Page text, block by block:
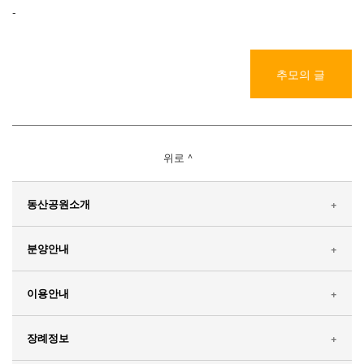
-
추모의 글
위로 ^
동산공원소개
공원환경소개
분양안내
이용안내
매장안내
장례정보